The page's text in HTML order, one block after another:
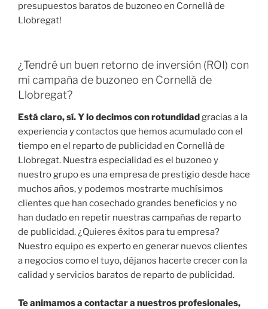
presupuestos baratos de buzoneo en Cornellà de
Llobregat!
¿Tendré un buen retorno de inversión (ROI) con
mi campaña de buzoneo en Cornellà de
Llobregat?
Está claro, sí. Y lo decimos con rotundidadgracias a la
experiencia y contactos que hemos acumulado con el
tiempo en el reparto de publicidad en Cornellà de
Llobregat. Nuestra especialidad es el buzoneo y
nuestro grupo es una empresa de prestigio desde hace
muchos años, y podemos mostrarte muchísimos
clientes que han cosechado grandes beneficios y no
han dudado en repetir nuestras campañas de reparto
de publicidad. ¿Quieres éxitos para tu empresa?
Nuestro equipo es experto en generar nuevos clientes
a negocios como el tuyo, déjanos hacerte crecer con la
calidad y servicios baratos de reparto de publicidad.
Te animamos a contactar a nuestros profesionales,